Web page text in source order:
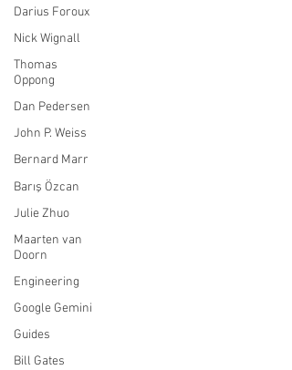
Darius Foroux
Nick Wignall
Thomas
Oppong
Dan Pedersen
John P. Weiss
Bernard Marr
Barış Özcan
Julie Zhuo
Maarten van
Doorn
Engineering
Google Gemini
Guides
Bill Gates